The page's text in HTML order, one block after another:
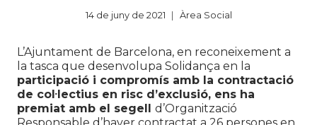
14 de juny de 2021 Àrea Social
L’Ajuntament de Barcelona, en reconeixement a
la tasca que desenvolupa Solidança en la
participació i compromís amb la contractació
de col·lectius en risc d’exclusió, ens ha
premiat amb el segell d’Organització